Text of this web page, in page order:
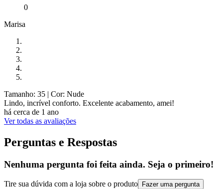
0
Marisa
Tamanho: 35 | Cor: Nude
Lindo, incrível conforto. Excelente acabamento, amei!
há cerca de 1 ano
Ver todas as avaliações
Perguntas e Respostas
Nenhuma pergunta foi feita ainda. Seja o primeiro!
Tire sua dúvida com a loja sobre o produto Fazer uma pergunta